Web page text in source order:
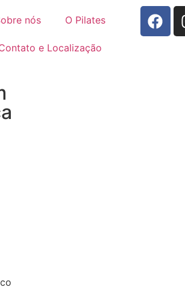
nós O Pilates
e Localização